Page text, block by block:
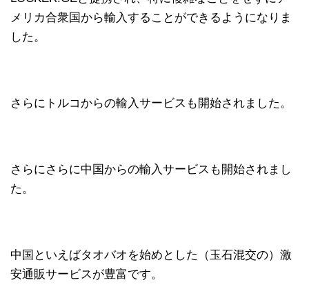
メリカ合衆国から輸入することができるようになりま
した。
さらにトルコからの輸入サービスも開始されました。
さらにさらに中国からの輸入サービスも開始されまし
た。
中国といえばタオバオを始めとした（玉石混交の）激
安通販サービスが豊富です。